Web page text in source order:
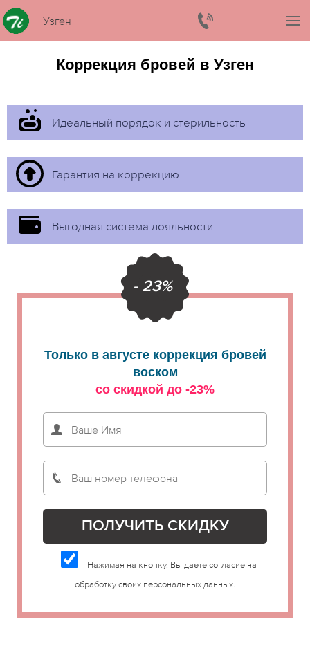
Узген
Коррекция бровей в Узген
Идеальный порядок и стерильность
Гарантия на коррекцию
Выгодная система лояльности
- 23%
Только в августе коррекция бровей
воском
со скидкой до -23%
Нажимая на кнопку, Вы даете согласие на
обработку своих персональных данных.